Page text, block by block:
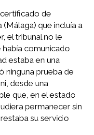
de
que incluía a
el tribunal no le
comunicado
estaba en una
ninguna prueba de
desde una
que, en el estado
permanecer sin
su servicio